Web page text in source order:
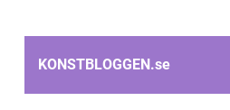
KONSTBLOGGEN.se